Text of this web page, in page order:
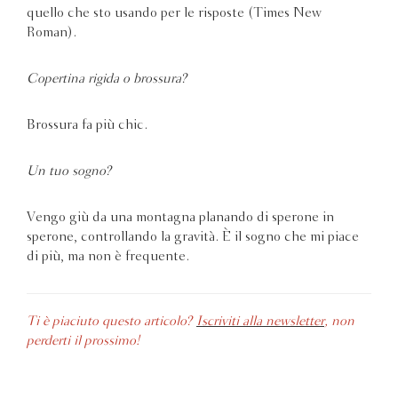
quello che sto usando per le risposte (Times New
Roman).
Copertina rigida o brossura?
Brossura fa più chic.
Un tuo sogno?
Vengo giù da una montagna planando di sperone in
sperone, controllando la gravità. È il sogno che mi piace
di più, ma non è frequente.
Ti è piaciuto questo articolo? Iscriviti alla newsletter, non
perderti il prossimo!